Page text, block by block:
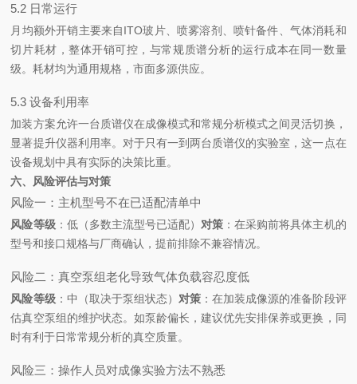
5.2 日常运行
月均额外开销主要来自ITO玻片、喷雾溶剂、喷针备件、气体消耗和
切片耗材，整体开销可控，与常规质谱分析的运行成本在同一数量
级。耗材均为通用规格，市面多源供应。
5.3 设备利用率
加装方案允许一台质谱仪在成像模式和常规分析模式之间灵活切换，
显著提升仪器利用率。对于只有一到两台质谱仪的实验室，这一点在
设备规划中具有实际的决策比重。
六、风险评估与对策
风险一：主机型号不在已适配清单中
风险等级：低（多数主流型号已适配） 对策 ：在采购前将具体主机的
型号和接口规格与厂商确认，提前排除不兼容情况。
风险二：真空泵组老化导致气体负载容忍度低
风险等级：中（取决于泵组状态） 对策 ：在加装成像源的准备阶段评
估真空泵组的维护状态。如泵龄偏长，建议优先安排保养或更换，同
时有利于日常常规分析的真空质量。
风险三：操作人员对成像实验方法不熟悉